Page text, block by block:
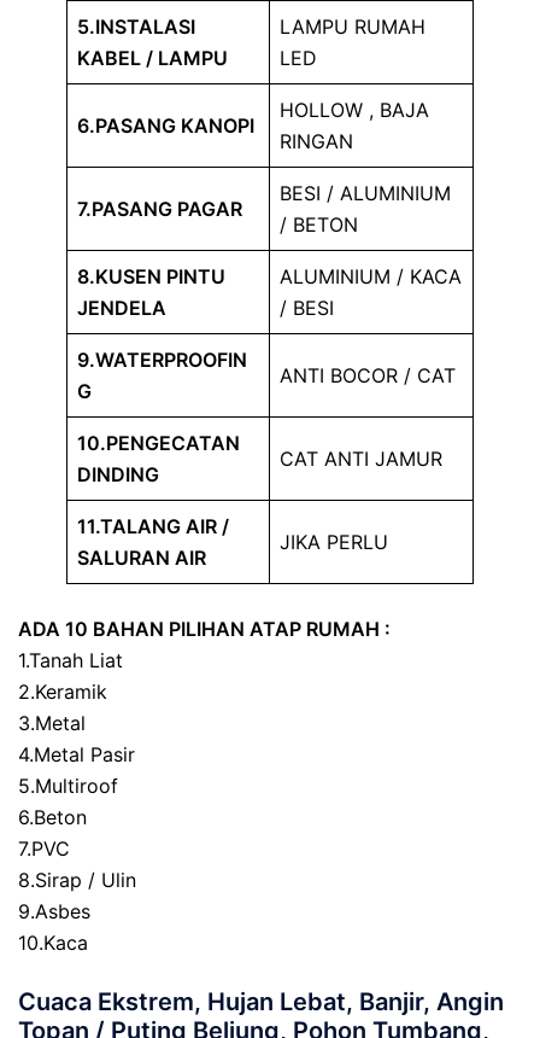
5.INSTALASI
KABEL / LAMPU
LAMPU RUMAH
LED
6.PASANG KANOPI
HOLLOW , BAJA
RINGAN
7.PASANG PAGAR
BESI / ALUMINIUM
/ BETON
8.KUSEN PINTU
JENDELA
ALUMINIUM / KACA
/ BESI
9.WATERPROOFIN
G
ANTI BOCOR / CAT
10.PENGECATAN
DINDING
CAT ANTI JAMUR
11.TALANG AIR /
SALURAN AIR
JIKA PERLU
ADA 10 BAHAN PILIHAN ATAP RUMAH :
1.Tanah Liat
2.Keramik
3.Metal
4.Metal Pasir
5.Multiroof
6.Beton
7.PVC
8.Sirap / Ulin
9.Asbes
10.Kaca
Cuaca Ekstrem, Hujan Lebat, Banjir, Angin
Topan / Puting Beliung, Pohon Tumbang,